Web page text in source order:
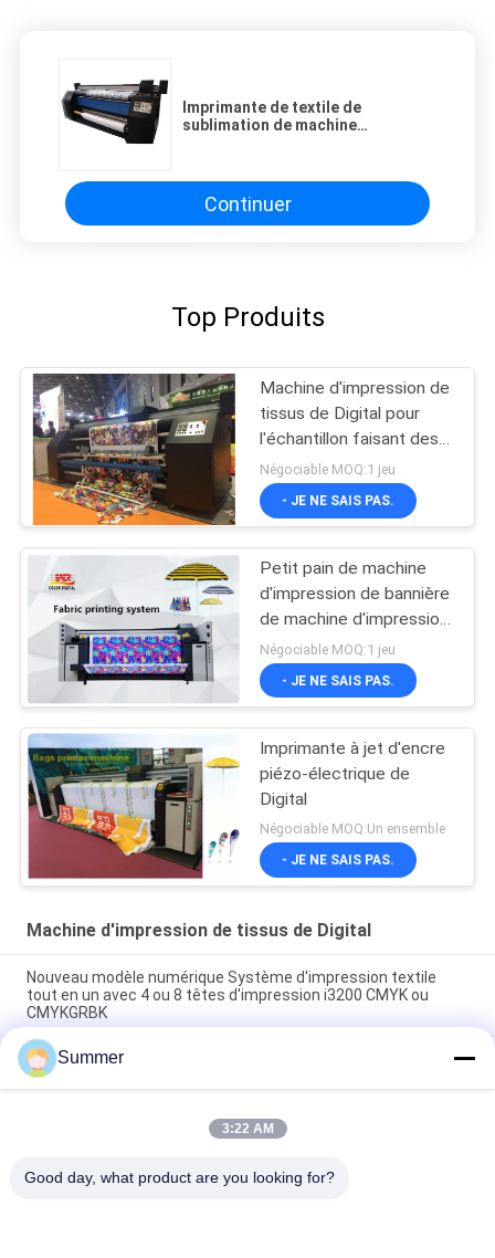
Imprimante de textile de
sublimation de machine
Continuer
Top Produits
Machine d'impression de
tissus de Digital pour
l'échantillon faisant des
solutions d'impression
Négociable MOQ:1 jeu
- JE NE SAIS PAS.
Petit pain de machine
d'impression de bannière
de machine d'impression
de tissus de jet d'encre
de Digital pour rouler le
type
Négociable MOQ:1 jeu
- JE NE SAIS PAS.
Imprimante à jet d'encre
piézo-électrique de
Digital
Négociable MOQ:Un ensemble
- JE NE SAIS PAS.
Machine d'impression de tissus de Digital
Nouveau modèle numérique Système d'impression textile
tout en un avec 4 ou 8 têtes d'impression i3200 CMYK ou
CMYKGRBK
Shanghai SAER COLOR 4 couleurs ou 8 couleurs Système
d'impression textile numérique 3200mm Grand format de
tissu Plotter
Imprimante numérique en polyester sublimation Imprimante
Summer
3:22 AM
Good day, what product are you looking for?